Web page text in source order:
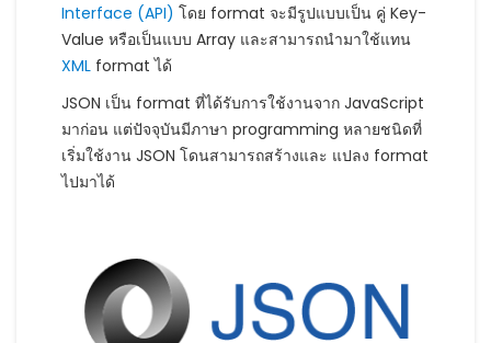
Interface (API) โดย format จะมีรูปแบบเป็น คู่ Key-
Value หรือเป็นแบบ Array และสามารถนำมาใช้แทน
XML format ได้
JSON เป็น format ที่ได้รับการใช้งานจาก JavaScript
มาก่อน แต่ปัจจุบันมีภาษา programming หลายชนิดที่
เริ่มใช้งาน JSON โดนสามารถสร้างและ แปลง format
ไปมาได้